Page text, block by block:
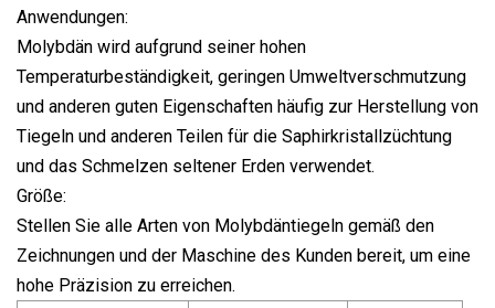
Anwendungen:
Molybdän wird aufgrund seiner hohen
Temperaturbeständigkeit, geringen Umweltverschmutzung
und anderen guten Eigenschaften häufig zur Herstellung von
Tiegeln und anderen Teilen für die Saphirkristallzüchtung
und das Schmelzen seltener Erden verwendet.
Größe:
Stellen Sie alle Arten von Molybdäntiegeln gemäß den
Zeichnungen und der Maschine des Kunden bereit, um eine
hohe Präzision zu erreichen.